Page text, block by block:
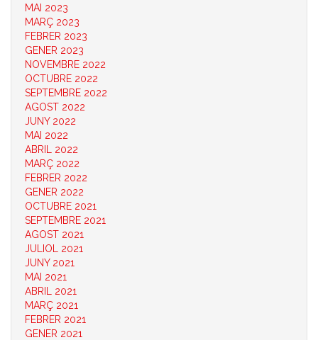
MAI 2023
MARÇ 2023
FEBRER 2023
GENER 2023
NOVEMBRE 2022
OCTUBRE 2022
SEPTEMBRE 2022
AGOST 2022
JUNY 2022
MAI 2022
ABRIL 2022
MARÇ 2022
FEBRER 2022
GENER 2022
OCTUBRE 2021
SEPTEMBRE 2021
AGOST 2021
JULIOL 2021
JUNY 2021
MAI 2021
ABRIL 2021
MARÇ 2021
FEBRER 2021
GENER 2021